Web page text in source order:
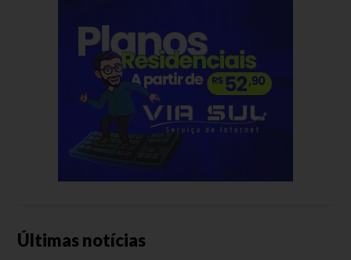
Últimas notícias